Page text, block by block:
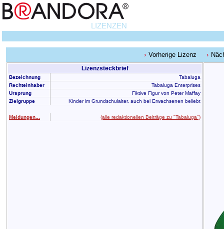
LIZENZEN
Vorherige Lizenz
Lizenzsteckbrief
Bezeichnung
Tabaluga
Rechteinhaber
Tabaluga Enterprises
Ursprung
Fiktive Figur von Peter Maffay
Zielgruppe
Kinder im Grundschulalter, auch bei Erwachsenen beliebt
Meldungen... (alle redaktionellen Beiträge zu "Tabaluga")